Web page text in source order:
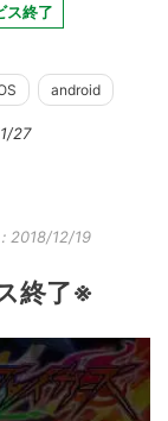
ス終了
android
27
2018/12/19
終了※